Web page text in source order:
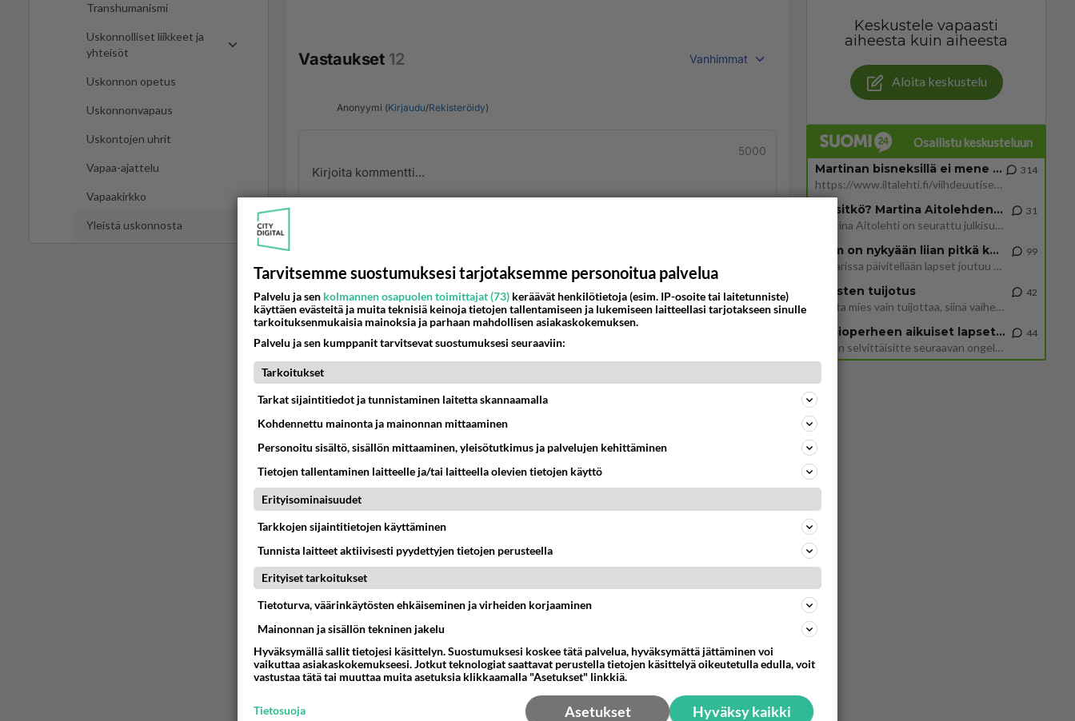
Transhumanismi
Uskonnolliset liikkeet ja
yhteisöt
Uskonnon opetus
Uskonnonvapaus
Uskontojen uhrit
Vapaa-ajattelu
Vapaakirkko
Yleistä uskonnosta
Vastaukset 12 Vanhimmat
Anonyymi (Kirjaudu/Rekisteröidy)
5000
Hyvä kulta...
Koko juttusi on excellent. Kiitos
Goldfinger
Eipä kestä kultsu:)
Äänestä
sivustaseuraaja
2001-02-04 18:14:00
Tieto on vain ja ainoastaan hyvin perusteltu uskomus.
Äänestä Kommentoi
Tuomas
2001-02-05 12:36:00
" Tieto on vain ja ainoastaan hyvin perusteltu uskomus"
-OK, mutta Raamatun meille antama "tieto" on täysin perustelematonta.
Keskustele vapaasti
aiheesta kuin aiheesta
Aloita keskustelu
Osallistu keskusteluun
Martinan bisneksillä ei mene hyvin
https://www.iltalehti.fi/viihdeuutiset/a/c46da6ab-340f-4790-aaa7-0865eed2336 Yrityksen konkurssihakemus on tullut kärä
314
Tiesitkö? Martina Aitolehden isäpuoli on tämä suosittu laulaja
Martina Aitolehti on seurattu julkisuuden henkilö. Lähipiiriin mahtuu muitakin tunnettuja henkilöitä. Tiesitkö, että Ma
31
2 km on nykyään liian pitkä koulumatka
Hesarissa päivitellään lapset joutuu nyt kulkemaan 2 km kouluun jösses. Ruostefillarilla tuo matka menee vaikka miten äk
99
Miesten tuijotus
Mutta mies vain tuijottaa, siinä vaiheessa käännän itse pään pois. Mikä juttu? Yleensä jos joku tuijottaa tai katsoo, hä
42
Uusioperheen aikuiset lapset tyhjentää jääkaapin käydessään
Miten selvittäisitte seuraavan ongelman, meillä on uusioperhe, minulla teini-ikäiset lapset ja puolisolla aikuiset, jotk
44
Tarvitsemme suostumuksesi tarjotaksemme personoitua palvelua
Palvelu ja sen kolmannen osapuolen toimittajat (73) keräävät henkilötietoja (esim. IP-osoite tai laitetunniste)
käyttäen evästeitä ja muita teknisiä keinoja tietojen tallentamiseen ja lukemiseen laitteellasi tarjotakseen sinulle
tarkoituksenmukaisia mainoksia ja parhaan mahdollisen asiakaskokemuksen.
Palvelu ja sen kumppanit tarvitsevat suostumuksesi seuraaviin:
Tarkoitukset
Tarkat sijaintitiedot ja tunnistaminen laitetta skannaamalla
Kohdennettu mainonta ja mainonnan mittaaminen
Personoitu sisältö, sisällön mittaaminen, yleisötutkimus ja palvelujen kehittäminen
Tietojen tallentaminen laitteelle ja/tai laitteella olevien tietojen käyttö
Erityisominaisuudet
Tarkkojen sijaintitietojen käyttäminen
Tunnista laitteet aktiivisesti pyydettyjen tietojen perusteella
Erityiset tarkoitukset
Tietoturva, väärinkäytösten ehkäiseminen ja virheiden korjaaminen
Mainonnan ja sisällön tekninen jakelu
Hyväksymällä sallit tietojesi käsittelyn. Suostumuksesi koskee tätä palvelua, hyväksymättä jättäminen voi
vaikuttaa asiakaskokemukseesi. Jotkut teknologiat saattavat perustella tietojen käsittelyä oikeutetulla edulla, voit
vastustaa tätä tai muuttaa muita asetuksia klikkaamalla "Asetukset" linkkiä.
Hyväksy kaikki
Asetukset
Tietosuoja